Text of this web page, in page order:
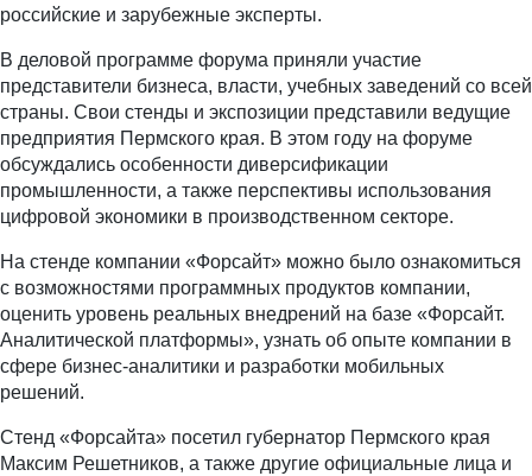
российские и зарубежные эксперты.
В деловой программе форума приняли участие
представители бизнеса, власти, учебных заведений со всей
страны. Свои стенды и экспозиции представили ведущие
предприятия Пермского края. В этом году на форуме
обсуждались особенности диверсификации
промышленности, а также перспективы использования
цифровой экономики в производственном секторе.
На стенде компании «Форсайт» можно было ознакомиться
с возможностями программных продуктов компании,
оценить уровень реальных внедрений на базе «Форсайт.
Аналитической платформы», узнать об опыте компании в
сфере бизнес-аналитики и разработки мобильных
решений.
Стенд «Форсайта» посетил губернатор Пермского края
Максим Решетников, а также другие официальные лица и